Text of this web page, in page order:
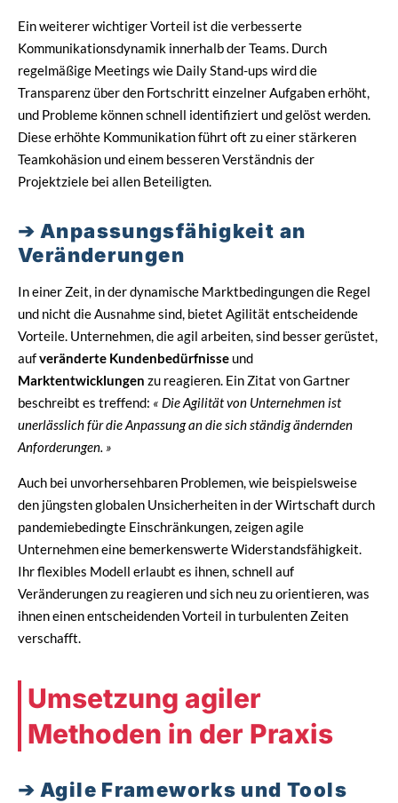
Ein weiterer wichtiger Vorteil ist die verbesserte
Kommunikationsdynamik innerhalb der Teams. Durch
regelmäßige Meetings wie Daily Stand-ups wird die
Transparenz über den Fortschritt einzelner Aufgaben erhöht,
und Probleme können schnell identifiziert und gelöst werden.
Diese erhöhte Kommunikation führt oft zu einer stärkeren
Teamkohäsion und einem besseren Verständnis der
Projektziele bei allen Beteiligten.
Anpassungsfähigkeit an
Veränderungen
In einer Zeit, in der dynamische Marktbedingungen die Regel
und nicht die Ausnahme sind, bietet Agilität entscheidende
Vorteile. Unternehmen, die agil arbeiten, sind besser gerüstet,
aufveränderte Kundenbedürfnisse und
Marktentwicklungen zu reagieren. Ein Zitat von Gartner
beschreibt es treffend: « Die Agilität von Unternehmen ist
unerlässlich für die Anpassung an die sich ständig ändernden
Anforderungen. »
Auch bei unvorhersehbaren Problemen, wie beispielsweise
den jüngsten globalen Unsicherheiten in der Wirtschaft durch
pandemiebedingte Einschränkungen, zeigen agile
Unternehmen eine bemerkenswerte Widerstandsfähigkeit.
Ihr flexibles Modell erlaubt es ihnen, schnell auf
Veränderungen zu reagieren und sich neu zu orientieren, was
ihnen einen entscheidenden Vorteil in turbulenten Zeiten
verschafft.
Umsetzung agiler
Methoden in der Praxis
Agile Frameworks und Tools